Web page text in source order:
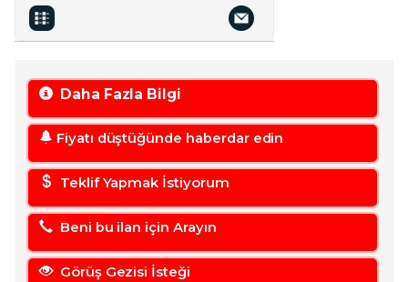
Daha Fazla Bilgi
Fiyatı düştüğünde haberdar edin
Teklif Yapmak İstiyorum
Beni bu ilan için Arayın
Görüş Gezisi İsteği